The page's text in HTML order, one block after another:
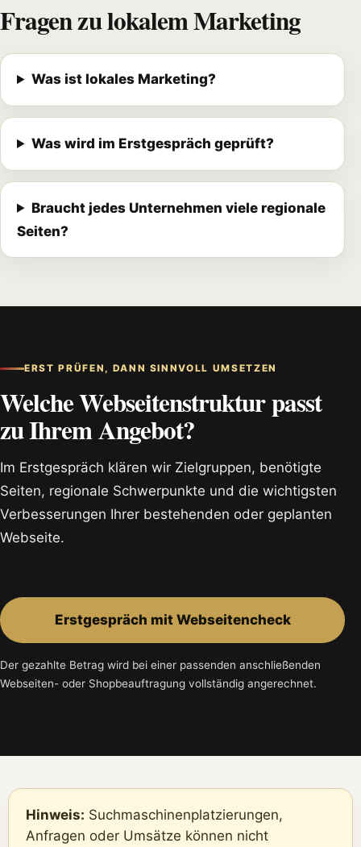
Fragen zu lokalem Marketing
Was ist lokales Marketing?
Was wird im Erstgespräch geprüft?
Braucht jedes Unternehmen viele regionale
Seiten?
ERST PRÜFEN, DANN SINNVOLL UMSETZEN
Welche Webseitenstruktur passt
zu Ihrem Angebot?
Im Erstgespräch klären wir Zielgruppen, benötigte
Seiten, regionale Schwerpunkte und die wichtigsten
Verbesserungen Ihrer bestehenden oder geplanten
Webseite.
Erstgespräch mit Webseitencheck
Der gezahlte Betrag wird bei einer passenden anschließenden
Webseiten- oder Shopbeauftragung vollständig angerechnet.
Hinweis: Suchmaschinenplatzierungen,
Anfragen oder Umsätze können nicht